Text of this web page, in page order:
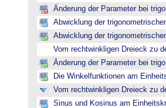
Änderung der Parameter bei
Abwicklung der
Abwicklung der
Vom rechtwinkligen Dreieck zu
Änderung der Parameter bei
Die Winkelfunktionen am
Vom rechtwinkligen Dreieck zu
Sinus und Kosinus am